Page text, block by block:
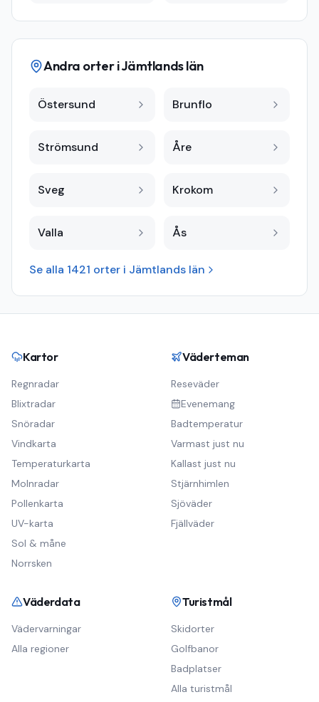
Andra orter iJämtlands län
Östersund Brunflo
Strömsund Åre
Sveg Krokom
Valla Ås
Se alla 1421 orter i Jämtlands län
Kartor
Regnradar
Blixtradar
Snöradar
Vindkarta
Temperaturkarta
Molnradar
Pollenkarta
UV-karta
Sol & måne
Norrsken
Väderteman
Reseväder
Evenemang
Badtemperatur
Varmast just nu
Kallast just nu
Stjärnhimlen
Sjöväder
Fjällväder
Väderdata
Vädervarningar
Alla regioner
Turistmål
Skidorter
Golfbanor
Badplatser
Alla turistmål